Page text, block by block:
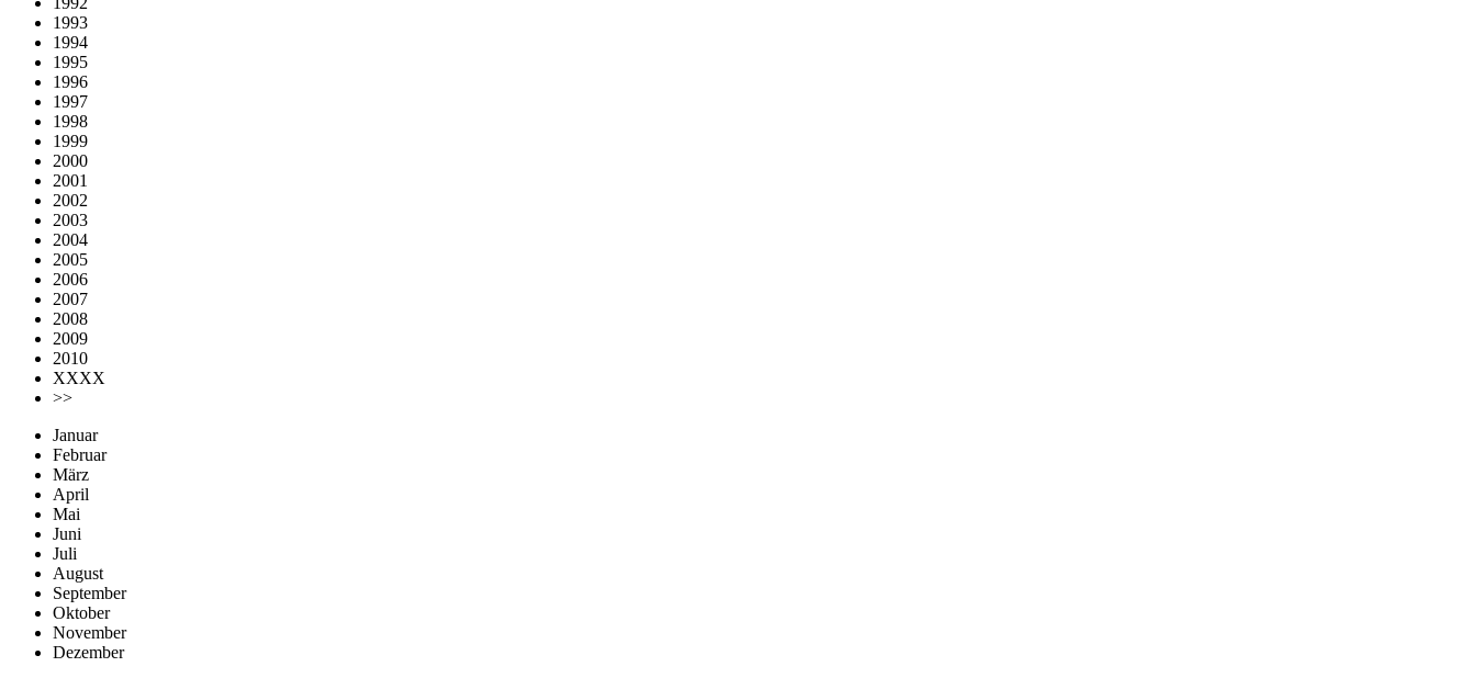
1993
1994
1995
1996
1997
1998
1999
2000
2001
2002
2003
2004
2005
2006
2007
2008
2009
2010
XXXX
>>
Januar
Februar
März
April
Mai
Juni
Juli
August
September
Oktober
November
Dezember